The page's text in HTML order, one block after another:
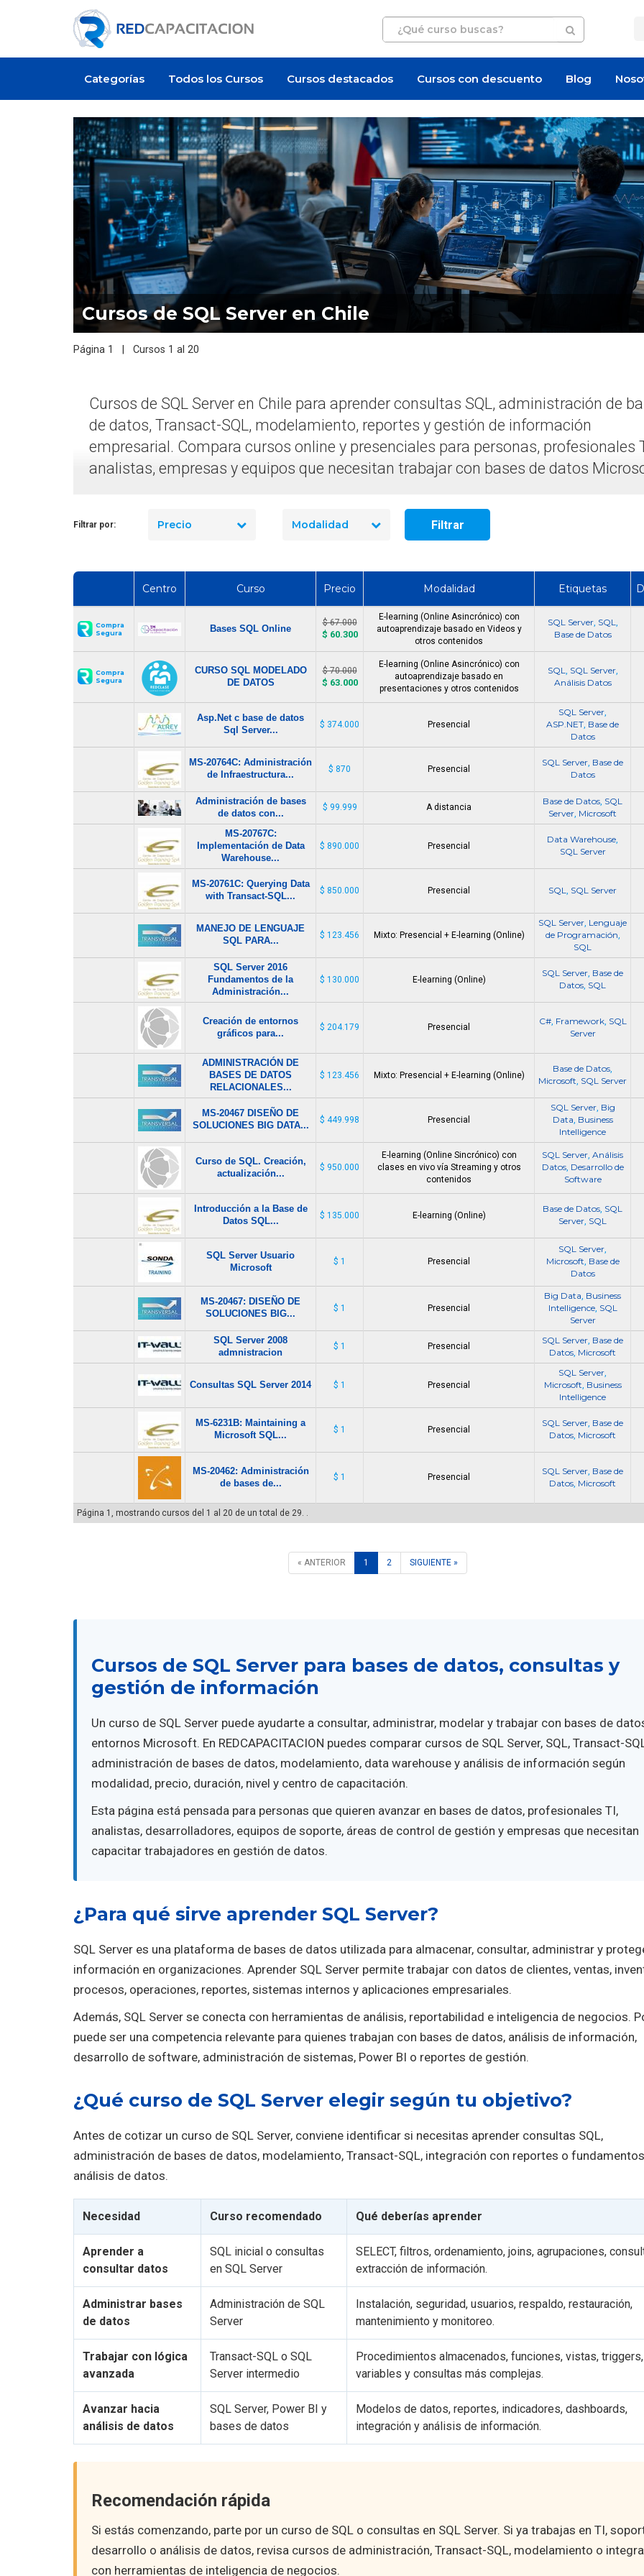
Categorías Todos los Cursos Cursos destacados Cursos con descuento Blog
Cursos de SQL Server en Chile
Página 1 | Cursos 1 al 20
Cursos de SQL Server en Chile para aprender consultas SQL, administración de
de datos, Transact-SQL, modelamiento, reportes y gestión de información
empresarial. Compara cursos online y presenciales para personas, profesionales
analistas, empresas y equipos que necesitan trabajar con bases de datos
Filtrar por: Precio Modalidad Filtrar
Centro Curso Precio Modalidad Etiquetas
Compra
Segura
Bases SQL Online
$ 67.000
$ 60.300
E-learning (Online Asincrónico) con
autoaprendizaje basado en Videos y
otros contenidos
SQL Server, SQL
Base de Datos
Compra
Segura
CURSO SQL MODELADO
DE DATOS
$ 70.000
$ 63.000
E-learning (Online Asincrónico) con
autoaprendizaje basado en
presentaciones y otros contenidos
SQL SQL Server,
Análisis Datos
Asp.Net c base de datos
Sql Server...
$ 374.000 Presencial
SQL Server
ASP.NET Base de
Datos
MS-20764C: Administración
de Infraestructura...
$ 870 Presencial
SQL Server Base de
Datos
Administración de bases
de datos con...
$ 99.999 A distancia
Base de Datos SQL
Server Microsoft
MS-20767C:
Implementación de Data
Warehouse...
$ 890.000 Presencial
Data Warehouse
SQL Server
MS-20761C: Querying Data
with Transact-SQL...
$ 850.000 Presencial SQL SQL Server
MANEJO DE LENGUAJE
SQL PARA...
$ 123.456 Mixto: Presencial + E-learning (Online)
SQL Server Lenguaje
de Programación
SQL
SQL Server 2016
Fundamentos de la
Administración...
$ 130.000 E-learning (Online)
SQL Server Base de
Datos SQL
Creación de entornos
gráficos para...
$ 204.179 Presencial
C#, Framework, SQL
Server
ADMINISTRACIÓN DE
BASES DE DATOS
RELACIONALES...
$ 123.456 Mixto: Presencial + E-learning (Online)
Base de Datos
Microsoft SQL Server
MS-20467 DISEÑO DE
SOLUCIONES BIG DATA...
$ 449.998 Presencial
SQL Server, Big
Data Business
Intelligence
Curso de SQL. Creación,
actualización...
$ 950.000
E-learning (Online Sincrónico) con
clases en vivo vía Streaming y otros
contenidos
SQL Server Análisis
Datos, Desarrollo de
Software
Introducción a la Base de
Datos SQL...
$ 135.000 E-learning (Online)
Base de Datos SQL
Server SQL
SQL Server Usuario
Microsoft
$ 1 Presencial
SQL Server
Microsoft Base de
Datos
MS-20467: DISEÑO DE
SOLUCIONES BIG...
$ 1 Presencial
Big Data Business
Intelligence, SQL
Server
SQL Server 2008
admnistracion
$ 1 Presencial
SQL Server Base de
Datos Microsoft
Consultas SQL Server 2014 $ 1 Presencial
SQL Server
Microsoft Business
Intelligence
MS-6231B: Maintaining a
Microsoft SQL...
$ 1 Presencial
SQL Server Base de
Datos Microsoft
MS-20462: Administración
de bases de...
$ 1 Presencial
SQL Server Base de
Datos Microsoft
Página 1, mostrando cursos del 1 al 20 de un total de 29. .
« ANTERIOR 1 2 SIGUIENTE »
Cursos de SQL Server para bases de datos, consultas y
gestión de información
Un curso de SQL Server puede ayudarte a consultar, administrar, modelar y trabajar con bases de
entornos Microsoft. En REDCAPACITACION puedes comparar cursos de SQL Server, SQL, Transact-
administración de bases de datos, modelamiento, data warehouse y análisis de información según
modalidad, precio, duración, nivel y centro de capacitación.
Esta página está pensada para personas que quieren avanzar en bases de datos, profesionales TI,
analistas, desarrolladores, equipos de soporte, áreas de control de gestión y empresas que necesitan
capacitar trabajadores en gestión de datos.
¿Para qué sirve aprender SQL Server?
SQL Server es una plataforma de bases de datos utilizada para almacenar, consultar, administrar y
información en organizaciones. Aprender SQL Server permite trabajar con datos de clientes, ventas,
procesos, operaciones, reportes, sistemas internos y aplicaciones empresariales.
Además, SQL Server se conecta con herramientas de análisis, reportabilidad e inteligencia de negocios.
puede ser una competencia relevante para quienes trabajan con bases de datos, análisis de información,
desarrollo de software, administración de sistemas, Power BI o reportes de gestión.
¿Qué curso de SQL Server elegir según tu objetivo?
Antes de cotizar un curso de SQL Server, conviene identificar si necesitas aprender consultas SQL,
administración de bases de datos, modelamiento, Transact-SQL, integración con reportes o
análisis de datos.
Necesidad Curso recomendado Qué deberías aprender
Aprender a
consultar datos
SQL inicial o consultas
en SQL Server
SELECT, filtros, ordenamiento, joins, agrupaciones,
extracción de información.
Administrar bases
de datos
Administración de SQL
Server
Instalación, seguridad, usuarios, respaldo, restauración,
mantenimiento y monitoreo.
Trabajar con lógica
avanzada
Transact-SQL o SQL
Server intermedio
Procedimientos almacenados, funciones, vistas, triggers,
variables y consultas más complejas.
Avanzar hacia
análisis de datos
SQL Server, Power BI y
bases de datos
Modelos de datos, reportes, indicadores, dashboards,
integración y análisis de información.
Recomendación rápida
Si estás comenzando, parte por un curso de SQL o consultas en SQL Server. Si ya trabajas en TI,
desarrollo o análisis de datos, revisa cursos de administración, Transact-SQL, modelamiento o
con herramientas de inteligencia de negocios.
SQL para Empresas:
Clave para Tomar
con Datos
Oferta Laboral - Desarrollador
Oferta de empleo Oferta de empleo
Búsqueda Líder de
Oferta de empleo